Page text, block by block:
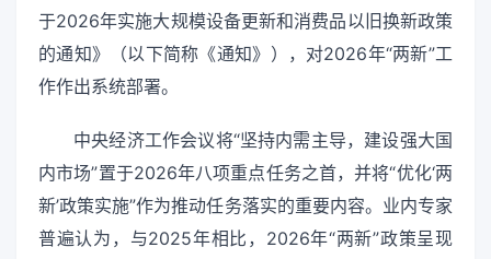
于2026年实施大规模设备更新和消费品以旧换新政策
的通知》（以下简称《通知》），对2026年“两新”工
作作出系统部署。
中央经济工作会议将“坚持内需主导，建设强大国
内市场”置于2026年八项重点任务之首，并将“优化‘两
新’政策实施”作为推动任务落实的重要内容。业内专家
普遍认为，与2025年相比，2026年“两新”政策呈现